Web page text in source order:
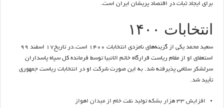
برای ایجاد ثبات در اقتصاد پریشان ایران است.
انتخابات ۱۴۰۰
سعید محمد یکی از گزینه‌های نامزدی انتخابات ۱۴۰۰ است.در تاریخ۱۷ اسفند ۹۹
استعفای او از مقام ریاست قرارگاه خاتم الانبیا توسط فرمانده کل سپاه پاسداران
سرلشکر سلامی پذیرفته شد. به این صورت شرکت او در انتخابات ریاست جمهوری
تأیید شد.
افزایش‌ ۳۳ هزار بشکه تولید نفت خام از میدان اهواز